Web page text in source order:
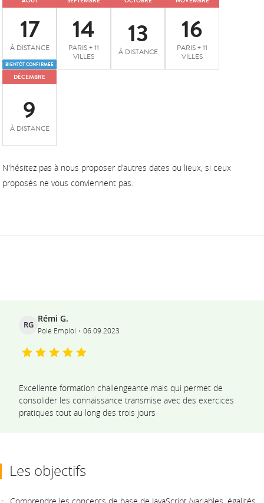
17
À DISTANCE
BIENTÔT CONFIRMÉE
14
PARIS + 11
VILLES
13
À DISTANCE
16
PARIS + 11
VILLES
DÉCEMBRE
9
À DISTANCE
N'hésitez pas à nous proposer d'autres dates ou lieux, si ceux
proposés ne vous conviennent pas.
RG
Rémi G.
Pole Emploi 06.09.2023
Excellente formation challengeante mais qui permet de
consolider les connaissance transmise avec des exercices
pratiques tout au long des trois jours
Les objectifs